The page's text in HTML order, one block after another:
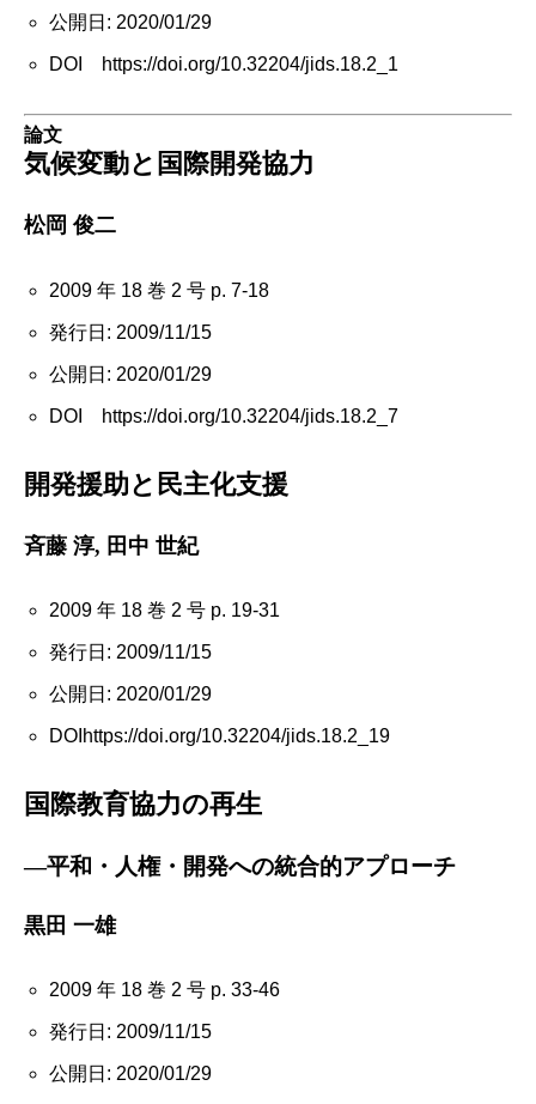
公開日: 2020/01/29
DOI https://doi.org/10.32204/jids.18.2_1
論文
気候変動と国際開発協力
松岡 俊二
2009 年 18 巻 2 号 p. 7-18
発行日: 2009/11/15
公開日: 2020/01/29
DOI https://doi.org/10.32204/jids.18.2_7
開発援助と民主化支援
斉藤 淳, 田中 世紀
2009 年 18 巻 2 号 p. 19-31
発行日: 2009/11/15
公開日: 2020/01/29
DOIhttps://doi.org/10.32204/jids.18.2_19
国際教育協力の再生
―平和・人権・開発への統合的アプローチ
黒田 一雄
2009 年 18 巻 2 号 p. 33-46
発行日: 2009/11/15
公開日: 2020/01/29